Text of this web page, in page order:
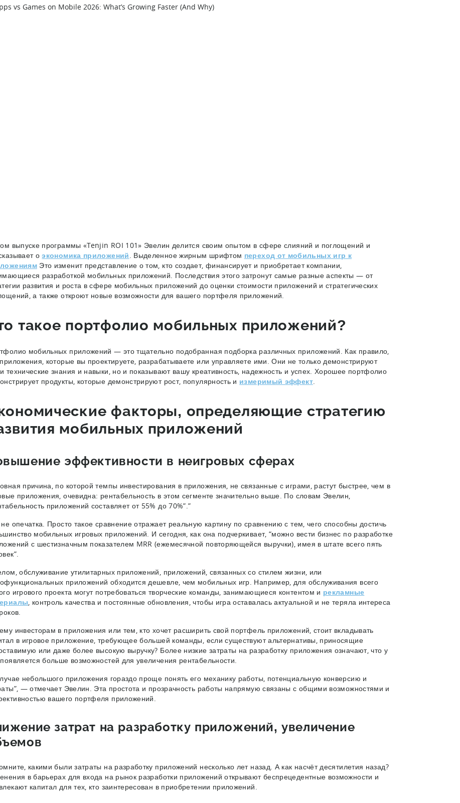
выпуске программы «Tenjin ROI 101» Эвелин делится своим опытом в сфере слияний и поглощений и
оэкономика приложений. Выделенное жирным шрифтом переход от мобильных игр к
Это изменит представление о том, кто создает, финансирует и приобретает компании,
разработкой мобильных приложений. Последствия этого затронут самые разные аспекты — от
развития и роста в сфере мобильных приложений до оценки стоимости приложений и стратегических
а также откроют новые возможности для вашего портфеля приложений.
такое портфолио мобильных приложений?
мобильных приложений — это тщательно подобранная подборка различных приложений. Как правило,
которые вы проектируете, разрабатываете или управляете ими. Они не только демонстрируют
технические знания и навыки, но и показывают вашу креативность, надежность и успех. Хорошее портфолио
продукты, которые демонстрируют рост, популярность и измеримый эффект.
факторы, определяющие стратегию
мобильных приложений
эффективности в неигровых сферах
причина, по которой темпы инвестирования в приложения, не связанные с играми, растут быстрее, чем в
приложения, очевидна: рентабельность в этом сегменте значительно выше. По словам Эвелин,
приложений составляет от 55% до 70%”.”
опечатка. Просто такое сравнение отражает реальную картину по сравнению с тем, чего способны достичь
мобильных игровых приложений. И сегодня, как она подчеркивает, “можно вести бизнес по разработке
с шестизначным показателем MRR (ежемесячной повторяющейся выручки), имея в штате всего пять
обслуживание утилитарных приложений, приложений, связанных со стилем жизни, или
приложений обходится дешевле, чем мобильных игр. Например, для обслуживания всего
игрового проекта могут потребоваться творческие команды, занимающиеся контентом и рекламные
, контроль качества и постоянные обновления, чтобы игра оставалась актуальной и не теряла интереса
инвесторам в приложения или тем, кто хочет расширить свой портфель приложений, стоит вкладывать
в игровое приложение, требующее большей команды, если существуют альтернативы, приносящие
или даже более высокую выручку? Более низкие затраты на разработку приложения означают, что у
больше возможностей для увеличения рентабельности.
небольшого приложения гораздо проще понять его механику работы, потенциальную конверсию и
— отмечает Эвелин. Эта простота и прозрачность работы напрямую связаны с общими возможностями и
вашего портфеля приложений.
затрат на разработку приложений, увеличение
какими были затраты на разработку приложений несколько лет назад. А как насчёт десятилетия назад?
в барьерах для входа на рынок разработки приложений открывают беспрецедентные возможности и
капитал для тех, кто заинтересован в приобретении приложений.